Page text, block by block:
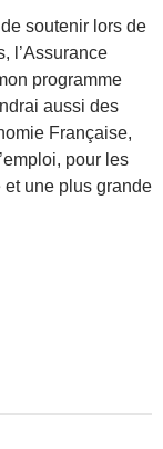
soutenir lors de
l’Assurance
programme
aussi des
Française,
pour les
et une plus grande